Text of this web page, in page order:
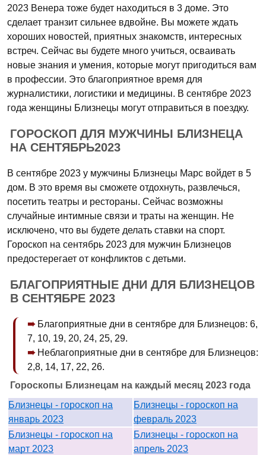
2023 Венера тоже будет находиться в 3 доме. Это
сделает транзит сильнее вдвойне. Вы можете ждать
хороших новостей, приятных знакомств, интересных
встреч. Сейчас вы будете много учиться, осваивать
новые знания и умения, которые могут пригодиться вам
в профессии. Это благоприятное время для
журналистики, логистики и медицины. В сентябре 2023
года женщины Близнецы могут отправиться в поездку.
ГОРОСКОП ДЛЯ МУЖЧИНЫ БЛИЗНЕЦА
НА СЕНТЯБРЬ2023
В сентябре 2023 у мужчины Близнецы Марс войдет в 5
дом. В это время вы сможете отдохнуть, развлечься,
посетить театры и рестораны. Сейчас возможны
случайные интимные связи и траты на женщин. Не
исключено, что вы будете делать ставки на спорт.
Гороскоп на сентябрь 2023 для мужчин Близнецов
предостерегает от конфликтов с детьми.
БЛАГОПРИЯТНЫЕ ДНИ ДЛЯ БЛИЗНЕЦОВ
В СЕНТЯБРЕ 2023
Благоприятные дни в сентябре для Близнецов: 6,
7, 10, 19, 20, 24, 25, 29.
Неблагоприятные дни в сентябре для Близнецов:
2,8, 14, 17, 22, 26.
Гороскопы Близнецам на каждый месяц 2023 года
Близнецы - гороскоп на
январь 2023
Близнецы - гороскоп на
февраль 2023
Близнецы - гороскоп на
март 2023
Близнецы - гороскоп на
апрель 2023